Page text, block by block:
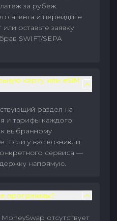
за рубеж.
агента и перейдите
или оставьте заявку
SWIFT/SEPA
карту или eSIM
раздел на
и тарифы каждого
выбранному
Если у вас возникли
сервиса —
напрямую.
программы?
отсутствует